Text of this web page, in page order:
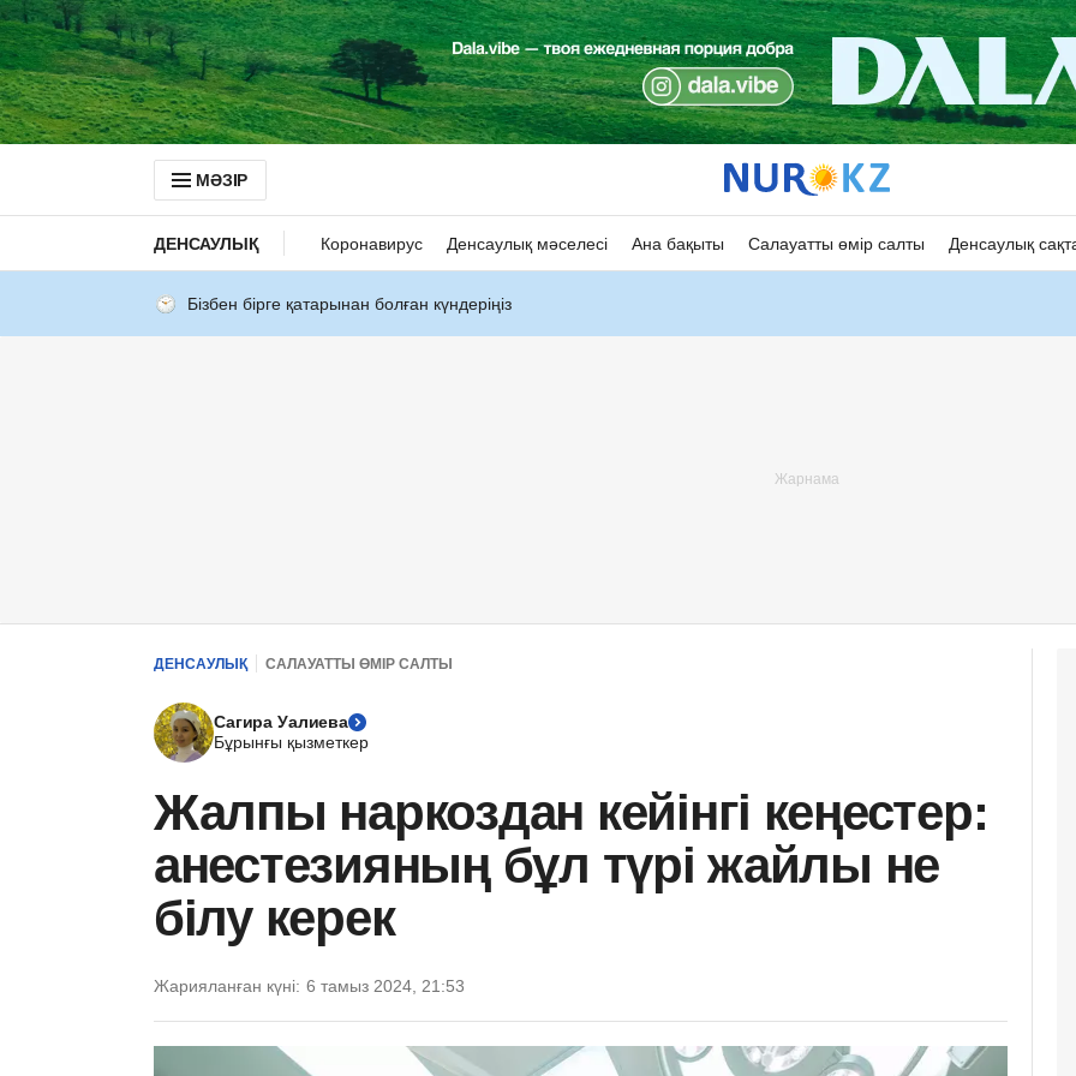
МӘЗІР
ДЕНСАУЛЫҚ Коронавирус Денсаулық мәселесі Ана бақыты Салауатты өмір салты Денсаулық
Бізбен бірге қатарынан болған күндеріңіз
ДЕНСАУЛЫҚ САЛАУАТТЫ ӨМІР САЛТЫ
Сагира Уалиева
Бұрынғы қызметкер
Жалпы наркоздан кейінгі кеңестер:
анестезияның бұл түрі жайлы не
білу керек
Жарияланған күні: 6 тамыз 2024, 21:53